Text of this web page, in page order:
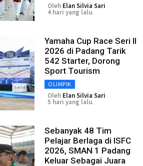
Oleh Elan Silvia Sari
4 hari yang lalu.
Yamaha Cup Race Seri II
2026 di Padang Tarik
542 Starter, Dorong
Sport Tourism
OLIMPIK
Oleh Elan Silvia Sari
5 hari yang lalu.
Sebanyak 48 Tim
Pelajar Berlaga di ISFC
2026, SMAN 1 Padang
Keluar Sebagai Juara